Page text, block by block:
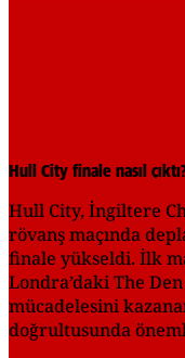
Hull City finale nasıl
Hull City, İngiltere
rövanş maçında
finale yükseldi. İlk
Londra’daki The
mücadelesini
doğrultusunda